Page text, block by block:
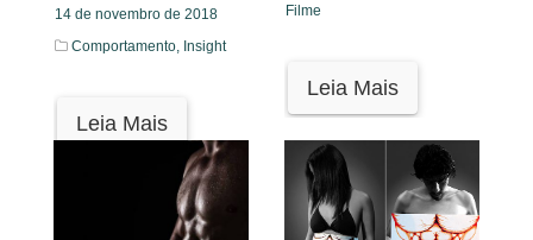
14 de novembro de 2018
Comportamento, Insight
Leia Mais
Filme
Leia Mais